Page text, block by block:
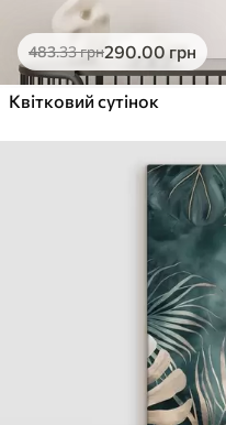
483.33грн290.00 грн
Квітковий сутінок